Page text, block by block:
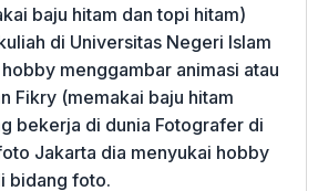
baju hitam dan topi hitam)
di Universitas Negeri Islam
menggambar animasi atau
Fikry (memakai baju hitam
bekerja di dunia Fotografer di
Jakarta dia menyukai hobby
bidang foto.